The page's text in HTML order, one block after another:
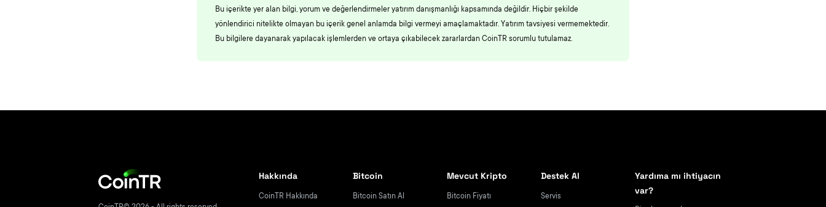
Bu içerikte yer alan bilgi, yorum ve değerlendirmeler yatırım danışmanlığı kapsamında değildir. Hiçbir şekilde
yönlendirici nitelikte olmayan bu içerik genel anlamda bilgi vermeyi amaçlamaktadır. Yatırım tavsiyesi vermemektedir.
Bu bilgilere dayanarak yapılacak işlemlerden ve ortaya çıkabilecek zararlardan CoinTR sorumlu tutulamaz.
Hakkında
CoinTR Hakkında
Bitcoin
Bitcoin Satın Al
Mevcut Kripto
Bitcoin Fiyatı
Destek Al
Servis
Yardıma mı ihtiyacın
var?